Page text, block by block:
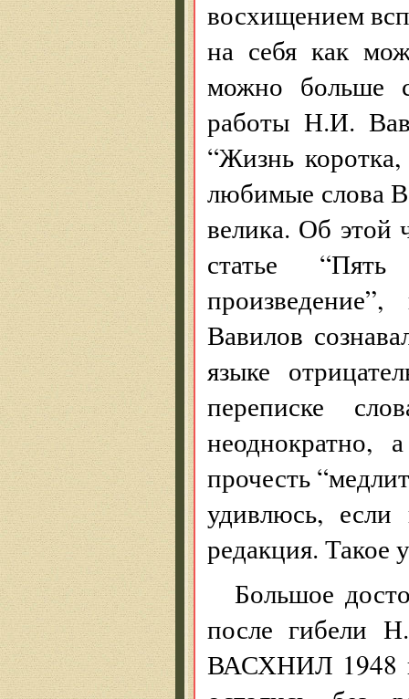
восхищением
на себя как
можно больше
работы Н.И.
“Жизнь
любимые слова
велика. Об этой
статье “Пять
Вавилов
языке
переписке
прочесть
удивлюсь, если
редакция. Такое
Большое
после гибели
ВАСХНИЛ 1948